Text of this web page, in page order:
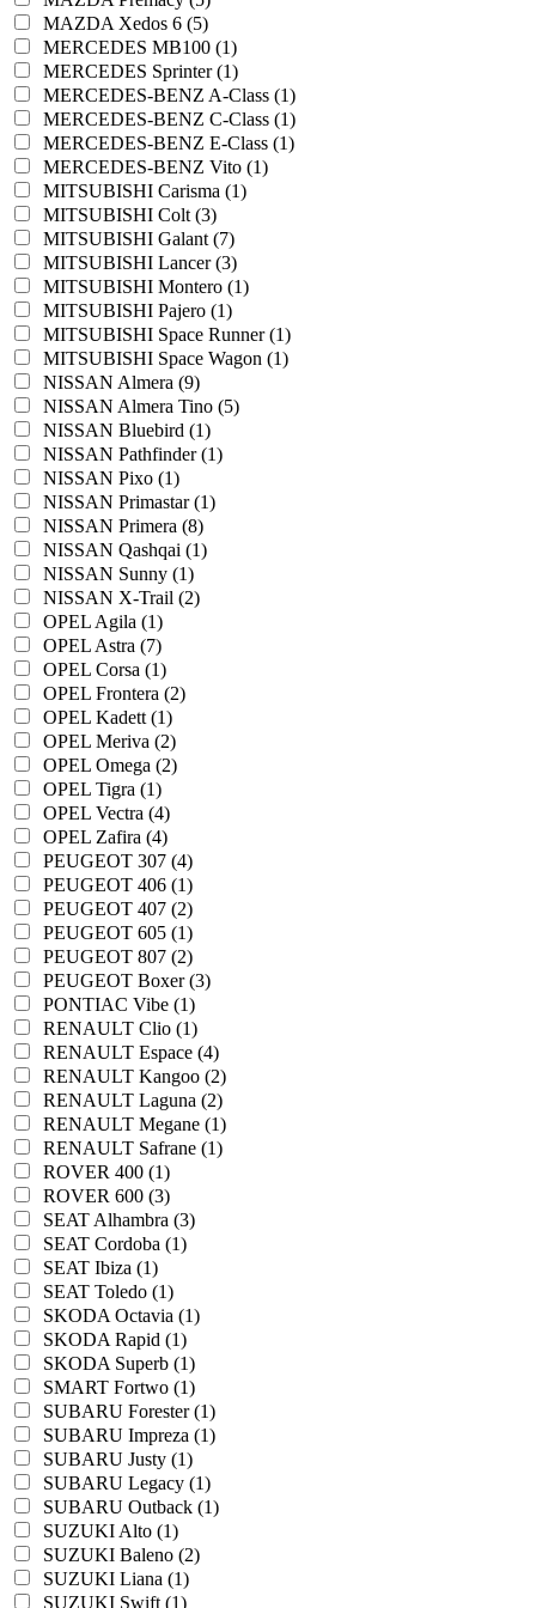
MAZDA Xedos 6 (5)
MERCEDES MB100 (1)
MERCEDES Sprinter (1)
MERCEDES-BENZ A-Class (1)
MERCEDES-BENZ C-Class (1)
MERCEDES-BENZ E-Class (1)
MERCEDES-BENZ Vito (1)
MITSUBISHI Carisma (1)
MITSUBISHI Colt (3)
MITSUBISHI Galant (7)
MITSUBISHI Lancer (3)
MITSUBISHI Montero (1)
MITSUBISHI Pajero (1)
MITSUBISHI Space Runner (1)
MITSUBISHI Space Wagon (1)
NISSAN Almera (9)
NISSAN Almera Tino (5)
NISSAN Bluebird (1)
NISSAN Pathfinder (1)
NISSAN Pixo (1)
NISSAN Primastar (1)
NISSAN Primera (8)
NISSAN Qashqai (1)
NISSAN Sunny (1)
NISSAN X-Trail (2)
OPEL Agila (1)
OPEL Astra (7)
OPEL Corsa (1)
OPEL Frontera (2)
OPEL Kadett (1)
OPEL Meriva (2)
OPEL Omega (2)
OPEL Tigra (1)
OPEL Vectra (4)
OPEL Zafira (4)
PEUGEOT 307 (4)
PEUGEOT 406 (1)
PEUGEOT 407 (2)
PEUGEOT 605 (1)
PEUGEOT 807 (2)
PEUGEOT Boxer (3)
PONTIAC Vibe (1)
RENAULT Clio (1)
RENAULT Espace (4)
RENAULT Kangoo (2)
RENAULT Laguna (2)
RENAULT Megane (1)
RENAULT Safrane (1)
ROVER 400 (1)
ROVER 600 (3)
SEAT Alhambra (3)
SEAT Cordoba (1)
SEAT Ibiza (1)
SEAT Toledo (1)
SKODA Octavia (1)
SKODA Rapid (1)
SKODA Superb (1)
SMART Fortwo (1)
SUBARU Forester (1)
SUBARU Impreza (1)
SUBARU Justy (1)
SUBARU Legacy (1)
SUBARU Outback (1)
SUZUKI Alto (1)
SUZUKI Baleno (2)
SUZUKI Liana (1)
SUZUKI Swift (1)